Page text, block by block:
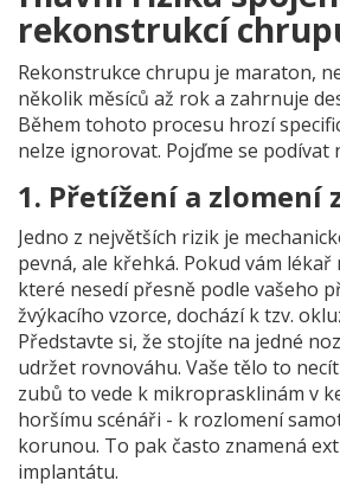
rekonstrukcí
Rekonstrukce chrupu je maraton,
několik měsíců až rok a zahrnuje
Během tohoto procesu hrozí
nelze ignorovat. Pojďme se podívat
1. Přetížení a zlomení
Jedno z největších rizik je
pevná, ale křehká. Pokud vám
které nesedí přesně podle vašeho
žvýkacího vzorce, dochází k tzv.
Představte si, že stojíte na jedné
udržet rovnováhu. Vaše tělo to
zubů to vede k mikroprasklinám v
horšímu scénáři - k rozlomení
korunou. To pak často znamená
implantátu.